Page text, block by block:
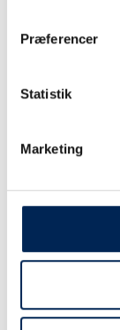
Præferencer
Statistik
Marketing